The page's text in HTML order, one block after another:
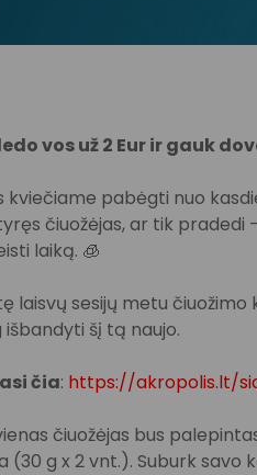
vos už 2 Eur ir gauk
kviečiame pabėgti nuo
čiuožėjas, ar tik pradedi
laiką. 🧊
laisvų sesijų metu čiuožimo
šį tą naujo.
čia: https://akropolis.lt/
čiuožėjas bus
(30 g x 2 vnt.). Suburk savo